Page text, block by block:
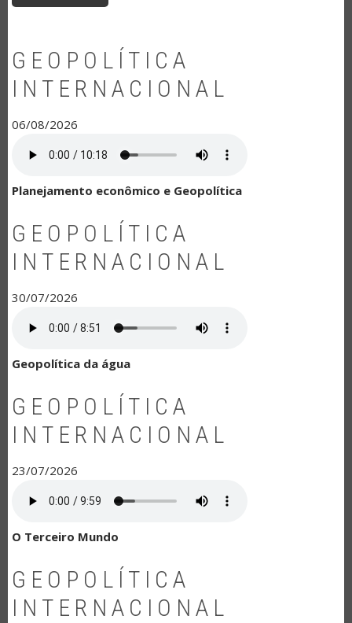
GEOPOLÍTICA
INTERNACIONAL
06/08/2026
Planejamento econômico e Geopolítica
GEOPOLÍTICA
INTERNACIONAL
30/07/2026
Geopolítica da água
GEOPOLÍTICA
INTERNACIONAL
23/07/2026
O Terceiro Mundo
GEOPOLÍTICA
INTERNACIONAL